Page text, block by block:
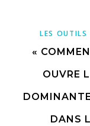
LES OUTILS
«
OUVRE
DANS